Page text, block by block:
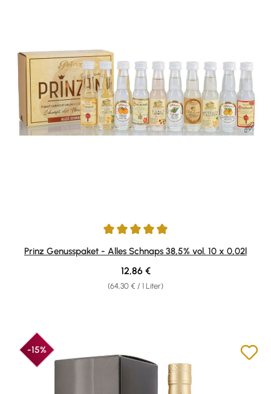
Durchschnittliche Bewertung von 4.9 von 5 Sternen
Prinz Genusspaket - Alles Schnaps 38,5% vol. 10 x 0,02l
(64,30 € / 1 Liter)
Regulärer Preis:
12,86 €
-15%